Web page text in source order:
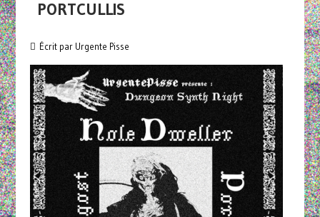
PORTCULLIS
Écrit par Urgente Pisse